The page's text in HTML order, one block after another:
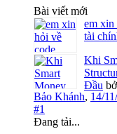
Bài viết mới
em xin
tài
Khi
Đầu
Bảo Khánh, 14/
#1
Đang tải...